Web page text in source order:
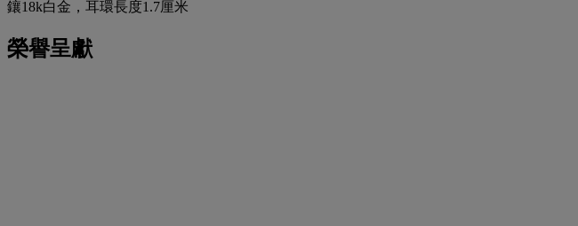
鑲18k白金，耳環長度1.7厘米
榮譽呈獻